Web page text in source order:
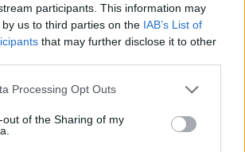
participants. This information may
us to third parties on the IAB’s List of
that may further disclose it to other
Processing Opt Outs
out of the Sharing of my
Тиват, кога 87 патници од Србија
и на крајот вратени во
немаше реформа во
туку во администрацијата
со тетоважи. Ако требаше да се
Србија треба да забрани